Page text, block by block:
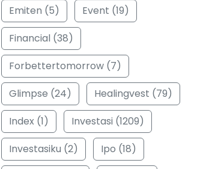
Emiten (5)
Event (19)
Financial (38)
Forbettertomorrow (7)
Glimpse (24)
Healingvest (79)
Index (1)
Investasi (1209)
Investasiku (2)
Ipo (18)